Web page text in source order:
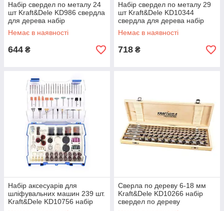
Набір свердел по металу 24
шт Kraft&Dele KD986 свердла
для дерева набір
Немає в наявності
644 ₴
Набір свердел по металу 29
шт Kraft&Dele KD10344
свердла для дерева набір
Немає в наявності
718 ₴
Набір аксесуарів для
шліфувальних машин 239 шт.
Kraft&Dele KD10756 набір
Сверла по дереву 6-18 мм
Kraft&Dele KD10266 набір
свердел по дереву